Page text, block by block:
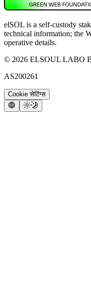
elSOL is a self-custody
technical information; the
operative details.
© 2026 ELSOUL LABO
AS200261
Cookie सेटिंग्स